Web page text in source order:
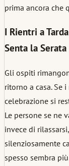
prima ancora che
I Rientri a
Senta la Serata
Gli ospiti
ritorno a casa. Se
celebrazione si
Le persone se ne
invece di
silenziosamente
spesso sembra